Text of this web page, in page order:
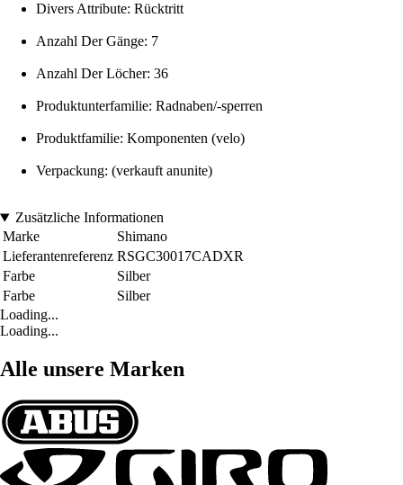
Divers Attribute: Rücktritt
Anzahl Der Gänge: 7
Anzahl Der Löcher: 36
Produktunterfamilie: Radnaben/-sperren
Produktfamilie: Komponenten (velo)
Verpackung: (verkauft anunite)
Zusätzliche Informationen
Marke
Shimano
Lieferantenreferenz RSGC30017CADXR
Farbe
Silber
Farbe
Silber
Loading...
Loading...
Alle unsere Marken